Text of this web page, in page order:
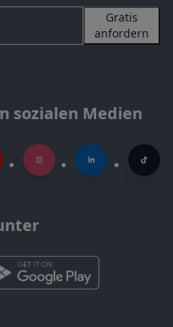
Gratis
anfordern
sozialen Medien